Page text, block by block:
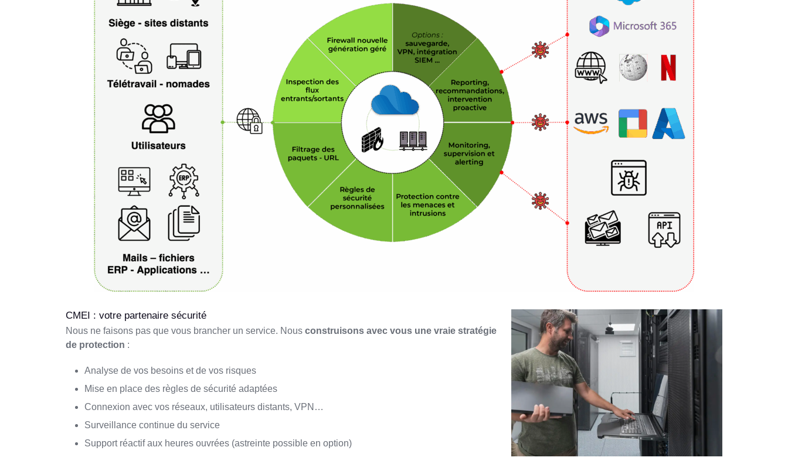
CMEI : votre partenaire sécurité
Nous ne faisons pas que vous brancher un service. Nous construisons avec vous une vraie stratégie
de protection :
Analyse de vos besoins et de vos risques
Mise en place des règles de sécurité adaptées
Connexion avec vos réseaux, utilisateurs distants, VPN…
Surveillance continue du service
Support réactif aux heures ouvrées (astreinte possible en option)